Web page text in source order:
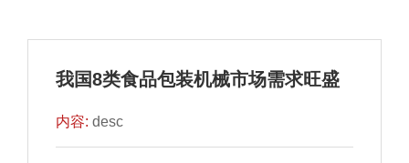
我国8类食品包装机械市场需求旺盛
内容:desc